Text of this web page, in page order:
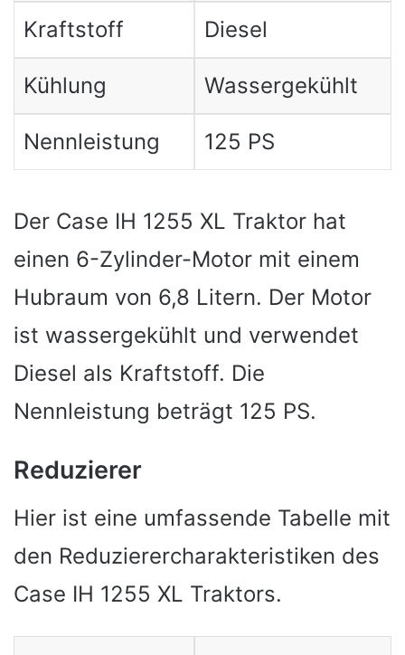
Kraftstoff Diesel
Kühlung Wassergekühlt
Nennleistung 125 PS
Der Case IH 1255 XL Traktor hat
einen 6-Zylinder-Motor mit einem
Hubraum von 6,8 Litern. Der Motor
ist wassergekühlt und verwendet
Diesel als Kraftstoff. Die
Nennleistung beträgt 125 PS.
Reduzierer
Hier ist eine umfassende Tabelle mit
den Reduzierercharakteristiken des
Case IH 1255 XL Traktors.